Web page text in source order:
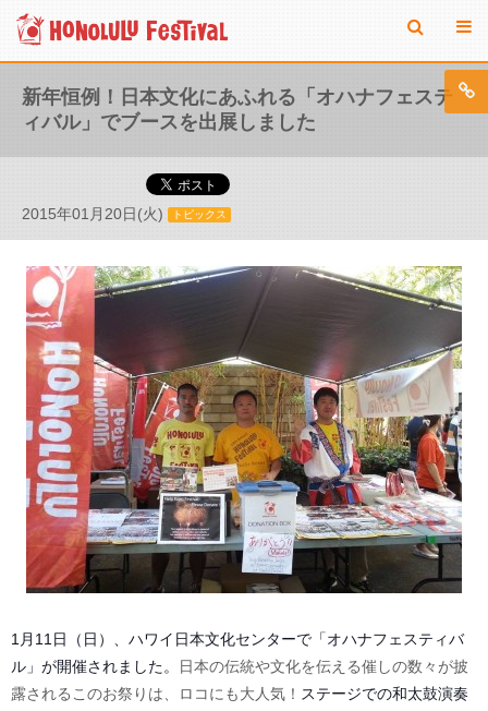
新年恒例！日本文化にあふれる「オハナフェステ
ィバル」でブースを出展しました
2015年01月20日(火) トピックス
1月11日（日）、ハワイ日本文化センターで「オハナフェスティバ
ル」が開催されました。
日本の伝統や文化を伝える催しの数々が披
露されるこのお祭りは、ロコにも大人気！ ステージでの和太鼓演奏